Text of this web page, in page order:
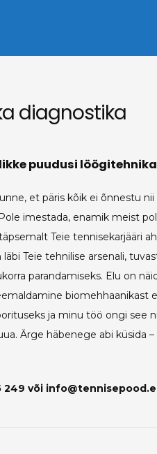
diagnostika
puudusi
et päris kõik ei õnnestu
imestada, enamik meist
Teie tennisekarjääri
Teie tehnilise arsenali,
parandamiseks. Elu on
biomehhaanikast
ja minu töö ongi see
Ärge häbenege abi küsida
249 või